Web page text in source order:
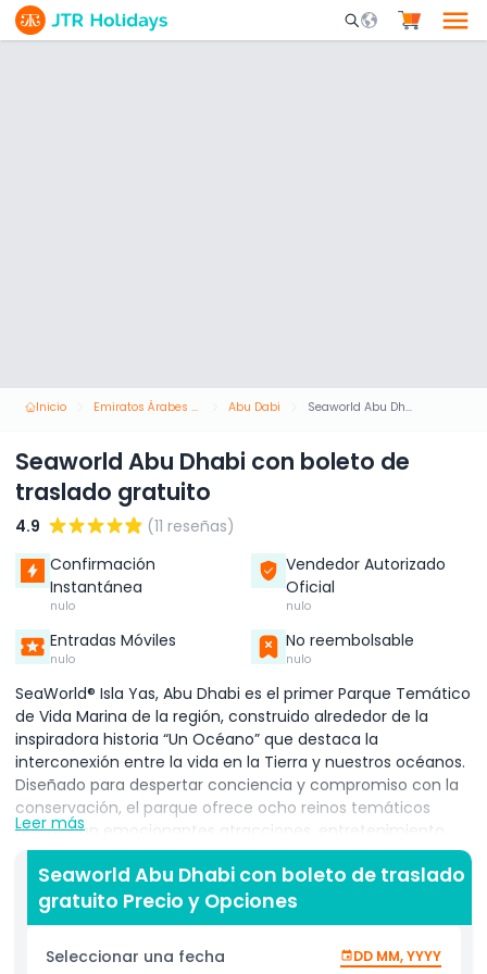
Mobile Search
Inicio Emiratos Árabes Unidos Abu Dabi Seaworld Abu Dhabi con boleto de traslado gratuito
Seaworld Abu Dhabi con boleto de
traslado gratuito
4.9
(11 reseñas)
Confirmación
Instantánea
nulo
Vendedor Autorizado
Oficial
nulo
Entradas Móviles
nulo
No reembolsable
nulo
SeaWorld® Isla Yas, Abu Dhabi es el primer Parque Temático
de Vida Marina de la región, construido alrededor de la
inspiradora historia “Un Océano” que destaca la
interconexión entre la vida en la Tierra y nuestros océanos.
Diseñado para despertar conciencia y compromiso con la
conservación, el parque ofrece ocho reinos temáticos
únicos con emocionantes atracciones, entretenimiento
inmersivo, restauración de clase mundial y compras.
SeaWorld Abu Dhabi está dedicado a los más altos
estándares de bienestar animal, siguiendo las mejores
prácticas internacionales. Sus hábitats de próxima
generación están creados con tecnología de punta y un
enfoque centrado en el bienestar. Un equipo apasionado
Leer más
Seaworld Abu Dhabi con boleto de traslado
gratuito Precio y Opciones
Seleccionar una fecha DD MM, YYYY